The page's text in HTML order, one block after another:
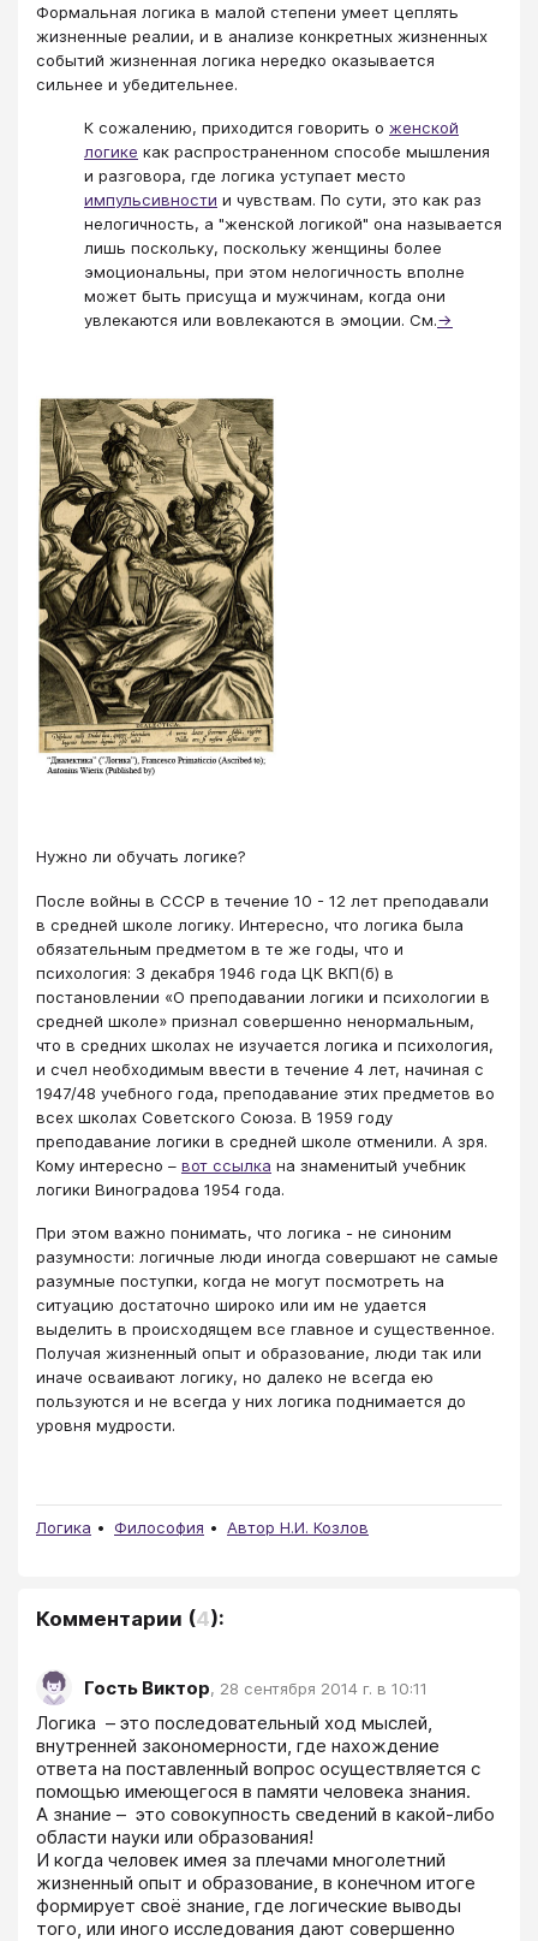
Формальная логика в малой степени умеет цеплять
жизненные реалии, и в анализе конкретных жизненных
событий жизненная логика нередко оказывается
сильнее и убедительнее.
К сожалению, приходится говорить о женской
логике как распространенном способе мышления
и разговора, где логика уступает место
импульсивности и чувствам. По сути, это как раз
нелогичность, а "женской логикой" она называется
лишь поскольку, поскольку женщины более
эмоциональны, при этом нелогичность вполне
может быть присуща и мужчинам, когда они
увлекаются или вовлекаются в эмоции. См.→
Нужно ли обучать логике?
После войны в СССР в течение 10 - 12 лет преподавали
в средней школе логику. Интересно, что логика была
обязательным предметом в те же годы, что и
психология: 3 декабря 1946 года ЦК ВКП(б) в
постановлении «О преподавании логики и психологии в
средней школе» признал совершенно ненормальным,
что в средних школах не изучается логика и психология,
и счел необходимым ввести в течение 4 лет, начиная с
1947/48 учебного года, преподавание этих предметов во
всех школах Советского Союза. В 1959 году
преподавание логики в средней школе отменили. А зря.
Кому интересно – вот ссылка на знаменитый учебник
логики Виноградова 1954 года.
При этом важно понимать, что логика - не синоним
разумности: логичные люди иногда совершают не самые
разумные поступки, когда не могут посмотреть на
ситуацию достаточно широко или им не удается
выделить в происходящем все главное и существенное.
Получая жизненный опыт и образование, люди так или
иначе осваивают логику, но далеко не всегда ею
пользуются и не всегда у них логика поднимается до
уровня мудрости.
Логика Философия Автор Н.И. Козлов
Комментарии (4):
Гость Виктор, 28 сентября 2014 г. в 10:11
Логика  – это последовательный ход мыслей,
внутренней закономерности, где нахождение
ответа на поставленный вопрос осуществляется с
помощью имеющегося в памяти человека знания.
А знание –  это совокупность сведений в какой-либо
области науки или образования!
И когда человек имея за плечами многолетний
жизненный опыт и образование, в конечном итоге
формирует своё знание, где логические выводы
того, или иного исследования дают совершенно